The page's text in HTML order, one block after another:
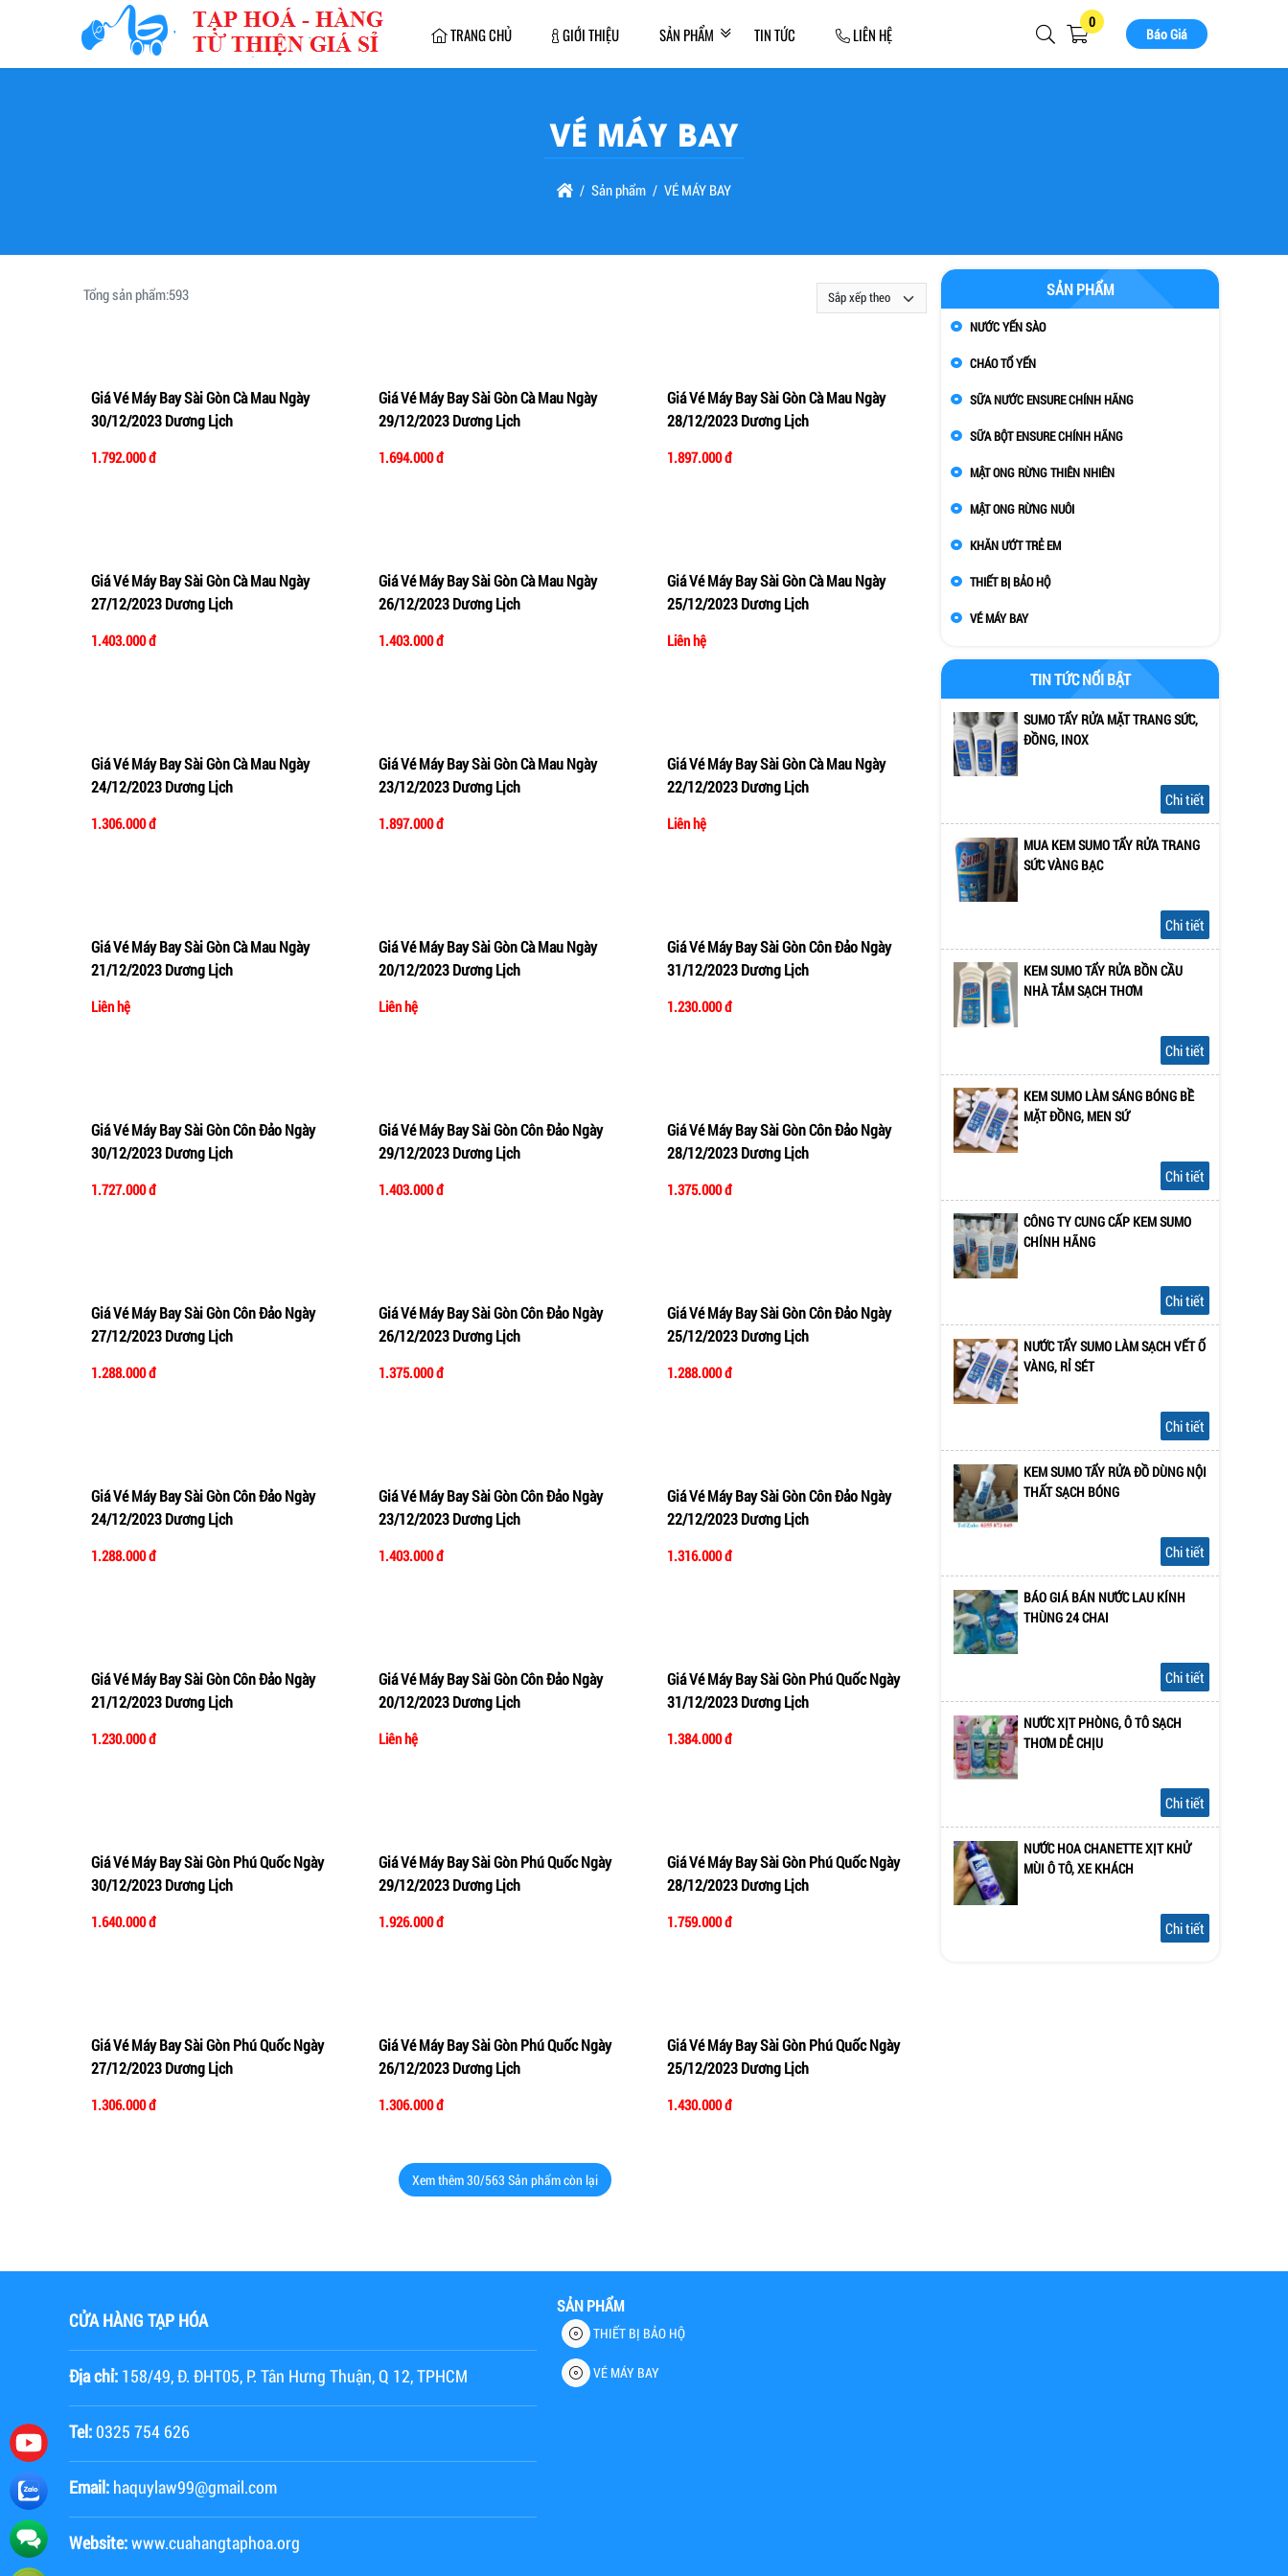
TRANG CHỦ GIỚI THIỆU SẢN PHẨM TIN TỨC LIÊN HỆ
0
Báo Giá
VÉ MÁY BAY
Sản phẩm VÉ MÁY BAY
Tổng sản phẩm:593
Thêm vào giỏ hàng Xem nhanh
Giá Vé Máy Bay Sài Gòn Cà Mau Ngày
30/12/2023 Dương Lịch
1.792.000 đ
Thêm vào giỏ hàng Xem nhanh
Giá Vé Máy Bay Sài Gòn Cà Mau Ngày
29/12/2023 Dương Lịch
1.694.000 đ
Thêm vào giỏ hàng Xem nhanh
Giá Vé Máy Bay Sài Gòn Cà Mau Ngày
28/12/2023 Dương Lịch
1.897.000 đ
Thêm vào giỏ hàng Xem nhanh
Giá Vé Máy Bay Sài Gòn Cà Mau Ngày
27/12/2023 Dương Lịch
1.403.000 đ
Thêm vào giỏ hàng Xem nhanh
Giá Vé Máy Bay Sài Gòn Cà Mau Ngày
26/12/2023 Dương Lịch
1.403.000 đ
Thêm vào giỏ hàng Xem nhanh
Giá Vé Máy Bay Sài Gòn Cà Mau Ngày
25/12/2023 Dương Lịch
Liên hệ
Thêm vào giỏ hàng Xem nhanh
Giá Vé Máy Bay Sài Gòn Cà Mau Ngày
24/12/2023 Dương Lịch
1.306.000 đ
Thêm vào giỏ hàng Xem nhanh
Giá Vé Máy Bay Sài Gòn Cà Mau Ngày
23/12/2023 Dương Lịch
1.897.000 đ
Thêm vào giỏ hàng Xem nhanh
Giá Vé Máy Bay Sài Gòn Cà Mau Ngày
22/12/2023 Dương Lịch
Liên hệ
Thêm vào giỏ hàng Xem nhanh
Giá Vé Máy Bay Sài Gòn Cà Mau Ngày
21/12/2023 Dương Lịch
Liên hệ
Thêm vào giỏ hàng Xem nhanh
Giá Vé Máy Bay Sài Gòn Cà Mau Ngày
20/12/2023 Dương Lịch
Liên hệ
Thêm vào giỏ hàng Xem nhanh
Giá Vé Máy Bay Sài Gòn Côn Đảo Ngày
31/12/2023 Dương Lịch
1.230.000 đ
Thêm vào giỏ hàng Xem nhanh
Giá Vé Máy Bay Sài Gòn Côn Đảo Ngày
30/12/2023 Dương Lịch
1.727.000 đ
Thêm vào giỏ hàng Xem nhanh
Giá Vé Máy Bay Sài Gòn Côn Đảo Ngày
29/12/2023 Dương Lịch
1.403.000 đ
Thêm vào giỏ hàng Xem nhanh
Giá Vé Máy Bay Sài Gòn Côn Đảo Ngày
28/12/2023 Dương Lịch
1.375.000 đ
Thêm vào giỏ hàng Xem nhanh
Giá Vé Máy Bay Sài Gòn Côn Đảo Ngày
27/12/2023 Dương Lịch
1.288.000 đ
Thêm vào giỏ hàng Xem nhanh
Giá Vé Máy Bay Sài Gòn Côn Đảo Ngày
26/12/2023 Dương Lịch
1.375.000 đ
Thêm vào giỏ hàng Xem nhanh
Giá Vé Máy Bay Sài Gòn Côn Đảo Ngày
25/12/2023 Dương Lịch
1.288.000 đ
Thêm vào giỏ hàng Xem nhanh
Giá Vé Máy Bay Sài Gòn Côn Đảo Ngày
24/12/2023 Dương Lịch
1.288.000 đ
Thêm vào giỏ hàng Xem nhanh
Giá Vé Máy Bay Sài Gòn Côn Đảo Ngày
23/12/2023 Dương Lịch
1.403.000 đ
Thêm vào giỏ hàng Xem nhanh
Giá Vé Máy Bay Sài Gòn Côn Đảo Ngày
22/12/2023 Dương Lịch
1.316.000 đ
Thêm vào giỏ hàng Xem nhanh
Giá Vé Máy Bay Sài Gòn Côn Đảo Ngày
21/12/2023 Dương Lịch
1.230.000 đ
Thêm vào giỏ hàng Xem nhanh
Giá Vé Máy Bay Sài Gòn Côn Đảo Ngày
20/12/2023 Dương Lịch
Liên hệ
Thêm vào giỏ hàng Xem nhanh
Giá Vé Máy Bay Sài Gòn Phú Quốc Ngày
31/12/2023 Dương Lịch
1.384.000 đ
Thêm vào giỏ hàng Xem nhanh
Giá Vé Máy Bay Sài Gòn Phú Quốc Ngày
30/12/2023 Dương Lịch
1.640.000 đ
Thêm vào giỏ hàng Xem nhanh
Giá Vé Máy Bay Sài Gòn Phú Quốc Ngày
29/12/2023 Dương Lịch
1.926.000 đ
Thêm vào giỏ hàng Xem nhanh
Giá Vé Máy Bay Sài Gòn Phú Quốc Ngày
28/12/2023 Dương Lịch
1.759.000 đ
Thêm vào giỏ hàng Xem nhanh
Giá Vé Máy Bay Sài Gòn Phú Quốc Ngày
27/12/2023 Dương Lịch
1.306.000 đ
Thêm vào giỏ hàng Xem nhanh
Giá Vé Máy Bay Sài Gòn Phú Quốc Ngày
26/12/2023 Dương Lịch
1.306.000 đ
Thêm vào giỏ hàng Xem nhanh
Giá Vé Máy Bay Sài Gòn Phú Quốc Ngày
25/12/2023 Dương Lịch
1.430.000 đ
Xem thêm30/563 Sản phẩm còn lại
SẢN PHẨM
NƯỚC YẾN SÀO
CHÁO TỔ YẾN
SỮA NƯỚC ENSURE CHÍNH HÃNG
SỮA BỘT ENSURE CHÍNH HÃNG
MẬT ONG RỪNG THIÊN NHIÊN
MẬT ONG RỪNG NUÔI
KHĂN ƯỚT TRẺ EM
THIẾT BỊ BẢO HỘ
VÉ MÁY BAY
TIN TỨC NỔI BẬT
SUMO TẨY RỬA MẶT TRANG SỨC,
ĐỒNG, INOX
Chi tiết
MUA KEM SUMO TẨY RỬA TRANG
SỨC VÀNG BẠC
Chi tiết
KEM SUMO TẨY RỬA BỒN CẦU
NHÀ TẮM SẠCH THƠM
Chi tiết
KEM SUMO LÀM SÁNG BÓNG BỀ
MẶT ĐỒNG, MEN SỨ
Chi tiết
CÔNG TY CUNG CẤP KEM SUMO
CHÍNH HÃNG
Chi tiết
NƯỚC TẨY SUMO LÀM SẠCH VẾT Ố
VÀNG, RỈ SÉT
Chi tiết
KEM SUMO TẨY RỬA ĐỒ DÙNG NỘI
THẤT SẠCH BÓNG
Chi tiết
BÁO GIÁ BÁN NƯỚC LAU KÍNH
THÙNG 24 CHAI
Chi tiết
NƯỚC XỊT PHÒNG, Ô TÔ SẠCH
THƠM DỄ CHỊU
Chi tiết
NƯỚC HOA CHANETTE XỊT KHỬ
MÙI Ô TÔ, XE KHÁCH
Chi tiết
CỬA HÀNG TẠP HÓA
Địa chỉ: 158/49, Đ. ĐHT05, P. Tân Hưng Thuận, Q 12, TPHCM
Tel:0325 754 626
Email: haquylaw99@gmail.com
Website:www.cuahangtaphoa.org
SẢN PHẨM
THIẾT BỊ BẢO HỘ
VÉ MÁY BAY